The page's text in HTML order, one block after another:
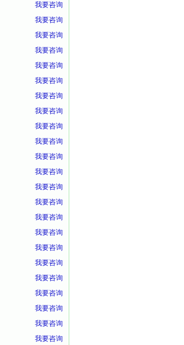
我要咨询
我要咨询
我要咨询
我要咨询
我要咨询
我要咨询
我要咨询
我要咨询
我要咨询
我要咨询
我要咨询
我要咨询
我要咨询
我要咨询
我要咨询
我要咨询
我要咨询
我要咨询
我要咨询
我要咨询
我要咨询
我要咨询
我要咨询